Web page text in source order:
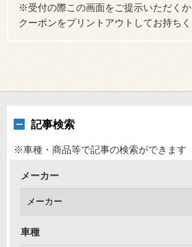
※受付の際この画面をご提示いただくか
クーポンをプリントアウトしてお持ち
記事検索
※車種・商品等で記事の検索ができます
メーカー
車種